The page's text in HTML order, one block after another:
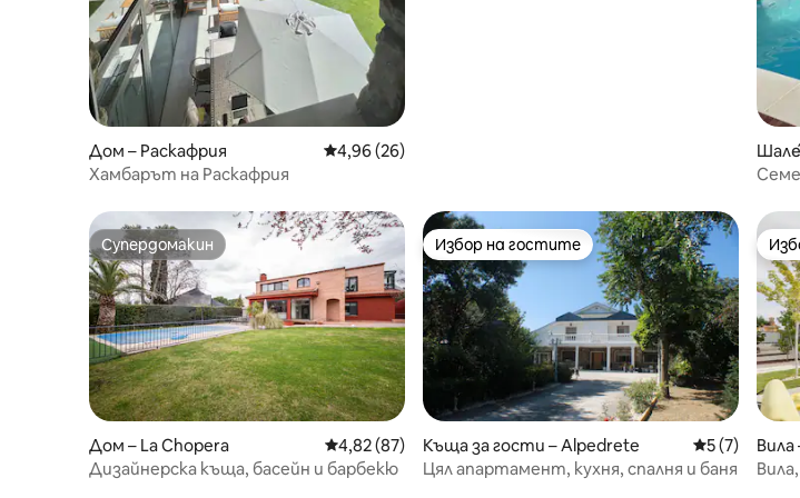
Дом – Раскафрия Средна оценка: 4,96 от 5, 26 отзива
4,96 (26)
Хамбарът на Раскафрия
Супердомакин
Супердомакин
Дом – La Chopera Средна оценка: 4,82 от 5, 87 отзива
4,82 (87)
Дизайнерска къща, басейн и барбекю
Избор на гостите
Избор на гостите
Къща за гости – Alpedrete Средна
5 (7)
Цял апартамент, кухня, спалня и баня
Вила